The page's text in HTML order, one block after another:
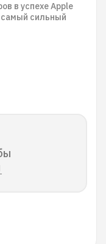
в успехе Apple
сильный